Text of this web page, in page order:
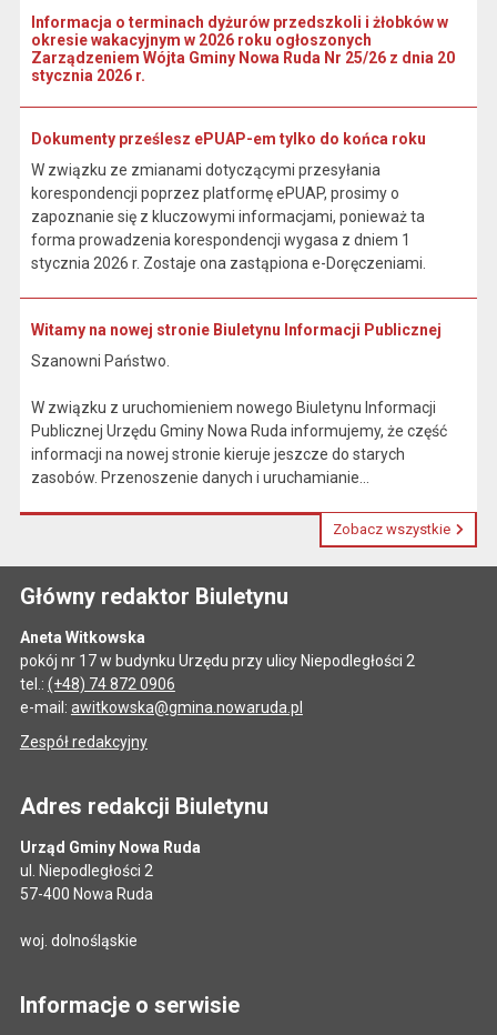
Informacja o terminach dyżurów przedszkoli i żłobków w
okresie wakacyjnym w 2026 roku ogłoszonych
Zarządzeniem Wójta Gminy Nowa Ruda Nr 25/26 z dnia 20
stycznia 2026 r.
Dokumenty prześlesz ePUAP-em tylko do końca roku
W związku ze zmianami dotyczącymi przesyłania
korespondencji poprzez platformę ePUAP, prosimy o
zapoznanie się z kluczowymi informacjami, ponieważ ta
forma prowadzenia korespondencji wygasa z dniem 1
stycznia 2026 r. Zostaje ona zastąpiona e-Doręczeniami.
Witamy na nowej stronie Biuletynu Informacji Publicznej
Szanowni Państwo.
W związku z uruchomieniem nowego Biuletynu Informacji
Publicznej Urzędu Gminy Nowa Ruda informujemy, że część
informacji na nowej stronie kieruje jeszcze do starych
zasobów. Przenoszenie danych i uruchamianie...
Zobacz wszystkie
Główny redaktor Biuletynu
Aneta Witkowska
pokój nr 17 w budynku Urzędu przy ulicy Niepodległości 2
tel.: (+48) 74 872 0906
e-mail: awitkowska@gmina.nowaruda.pl
Zespół redakcyjny
Adres redakcji Biuletynu
Urząd Gminy Nowa Ruda
ul. Niepodległości 2
57-400 Nowa Ruda
woj. dolnośląskie
Informacje o serwisie